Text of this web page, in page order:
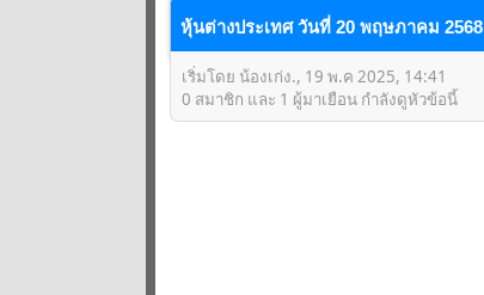
หุ้นต่างประเทศ วันที่ 20 พฤษภาคม 2568
เริ่มโดย น้องเก่ง., 19 พ.ค 2025, 14:41
0 สมาชิก และ 1 ผู้มาเยือน กำลังดูหัวข้อนี้